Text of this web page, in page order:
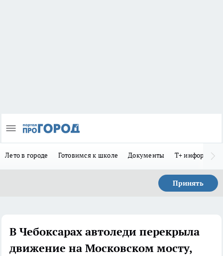
Лето в городе Готовимся к школе Документы Т+
Принять
В Чебоксарах автоледи перекрыла
движение на Московском мосту,